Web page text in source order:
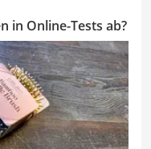
in Online-Tests ab?